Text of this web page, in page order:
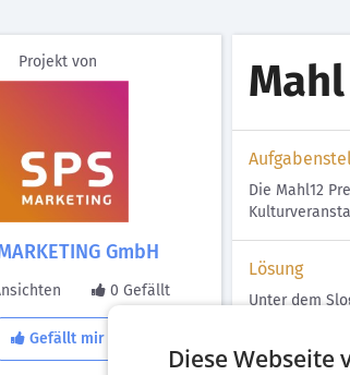
Projekt von
GmbH
0 Gefällt
Gefällt mir
Die Mahl12
Lösung
Unter dem
Hörfunk-
Diese Webseite